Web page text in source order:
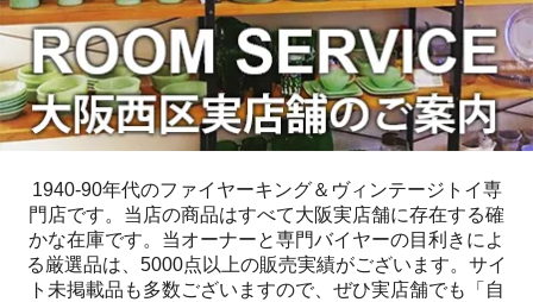
1940-90年代のファイヤーキング＆ヴィンテージトイ専
門店です。当店の商品はすべて大阪実店舗に存在する確
かな在庫です。当オーナーと専門バイヤーの目利きによ
る厳選品は、5000点以上の販売実績がございます。サイ
ト未掲載品も多数ございますので、ぜひ実店舗でも「自